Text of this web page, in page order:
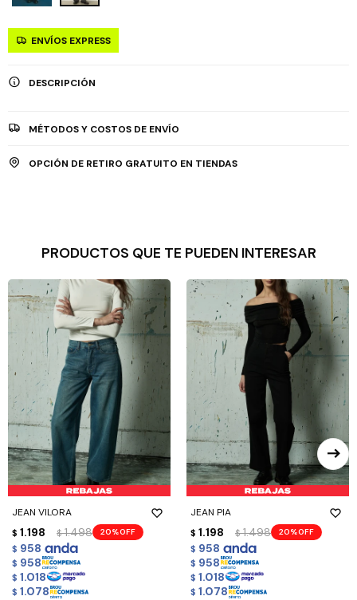
ENVÍOS EXPRESS
DESCRIPCIÓN
MÉTODOS Y COSTOS DE ENVÍO
OPCIÓN DE RETIRO GRATUITO EN TIENDAS
PRODUCTOS QUE TE PUEDEN INTERESAR
JEAN VILORA
$ 1.198 $ 1.498 20
$ 958
$ 958
$ 1.018
$ 1.078
JEAN PIA
$ 1.198 $ 1.498 20
$ 958
$ 958
$ 1.018
$ 1.078